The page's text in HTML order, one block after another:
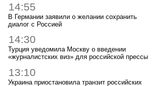
14:55
В Германии заявили о желании сохранить
диалог с Россией
14:30
Турция уведомила Москву о введении
«журналистских виз» для российской прессы
13:10
Украина приостановила транзит российских